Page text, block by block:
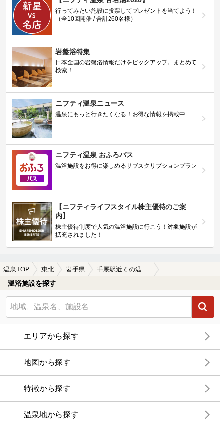
行ってみたい施設に投票してプレゼントを当てよう！
（全10回開催 / 合計260名様）
岩盤浴特集
日本全国の岩盤浴情報だけをピックアップ。まとめて
検索！
ニフティ温泉ニュース
温泉にもっと行きたくなる！お得な情報を掲載中
ニフティ温泉 おふろパス
温浴施設をお得に楽しめるサブスクリプションプラン
【ニフティライフスタイル株主優待のご案
内】
株主優待制度で人気の温浴施設に行こう！対象施設が
拡充されました！
温泉TOP 東北 岩手県 千厩駅近くの温泉、日帰り温泉、スーパー銭湯おすすめ
温浴施設を探す
エリアから探す
地図から探す
特徴から探す
温泉地から探す